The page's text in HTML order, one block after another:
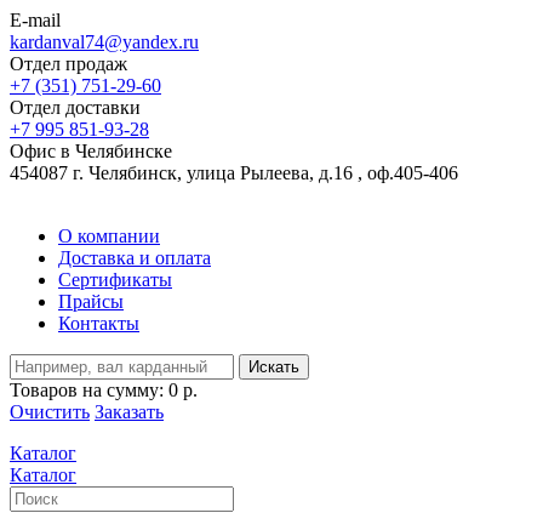
E-mail
kardanval74@yandex.ru
Отдел продаж
+7 (351) 751-29-60
Отдел доставки
+7 995 851-93-28
Офис в Челябинске
454087 г. Челябинск, улица Рылеева, д.16 , оф.405-406
О компании
Доставка и оплата
Сертификаты
Прайсы
Контакты
Искать
Товаров на сумму: 0 р.
Очистить Заказать
Каталог
Каталог